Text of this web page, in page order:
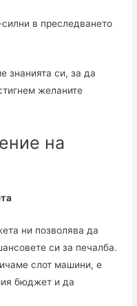
в преследването
знанията си, за да
желаните
на
ни позволява да
си за печалба.
слот машини, е
бюджет и да